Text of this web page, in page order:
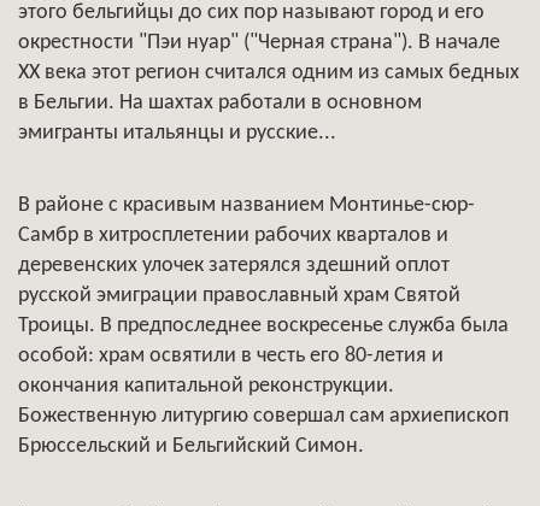
этого бельгийцы до сих пор называют город и его
окрестности "Пэи нуар" ("Черная страна"). В начале
XX века этот регион считался одним из самых бедных
в Бельгии. На шахтах работали в основном
эмигранты итальянцы и русские...
В районе с красивым названием Монтинье-сюр-
Самбр в хитросплетении рабочих кварталов и
деревенских улочек затерялся здешний оплот
русской эмиграции православный храм Святой
Троицы. В предпоследнее воскресенье служба была
особой: храм освятили в честь его 80-летия и
окончания капитальной реконструкции.
Божественную литургию совершал сам архиепископ
Брюссельский и Бельгийский Симон.